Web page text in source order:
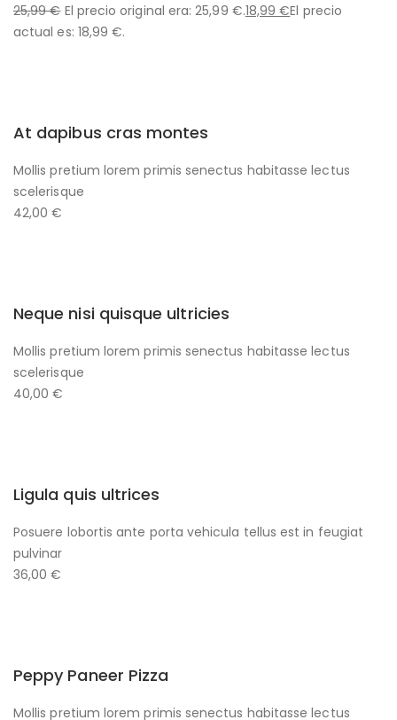
25,99 €El precio original era: 25,99 €.18,99 €El precio
actual es: 18,99 €.
At dapibus cras montes
Mollis pretium lorem primis senectus habitasse lectus
scelerisque
42,00 €
Neque nisi quisque ultricies
Mollis pretium lorem primis senectus habitasse lectus
scelerisque
40,00 €
Ligula quis ultrices
Posuere lobortis ante porta vehicula tellus est in feugiat
pulvinar
36,00 €
Peppy Paneer Pizza
Mollis pretium lorem primis senectus habitasse lectus